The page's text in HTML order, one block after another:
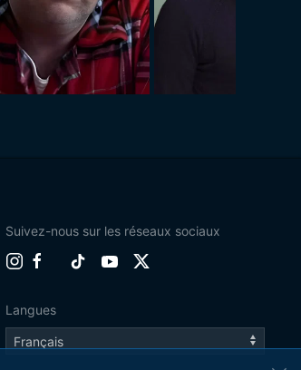
Suivez-nous sur les réseaux sociaux
Langues